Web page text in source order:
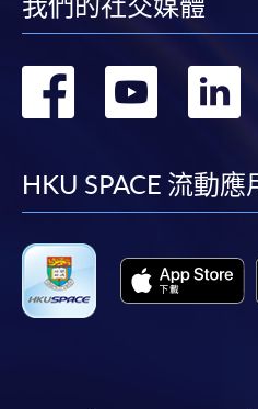
我們的社交媒體
轉
轉
HKU SPACE 流動應